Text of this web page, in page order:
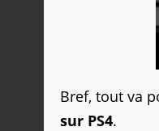
Bref, tout va
sur PS4.